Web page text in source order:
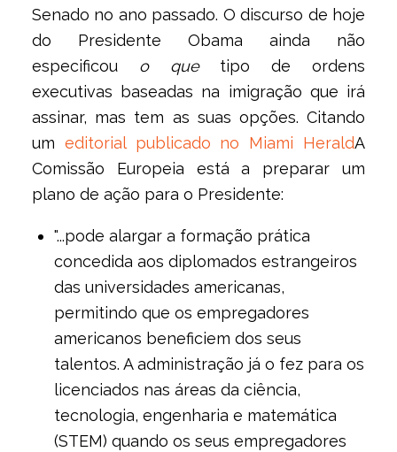
Senado no ano passado. O discurso de hoje
do Presidente Obama ainda não
especificou o quetipo de ordens
executivas baseadas na imigração que irá
assinar, mas tem as suas opções. Citando
um editorial publicado no Miami HeraldA
Comissão Europeia está a preparar um
plano de ação para o Presidente:
"...pode alargar a formação prática
concedida aos diplomados estrangeiros
das universidades americanas,
permitindo que os empregadores
americanos beneficiem dos seus
talentos. A administração já o fez para os
licenciados nas áreas da ciência,
tecnologia, engenharia e matemática
(STEM) quando os seus empregadores